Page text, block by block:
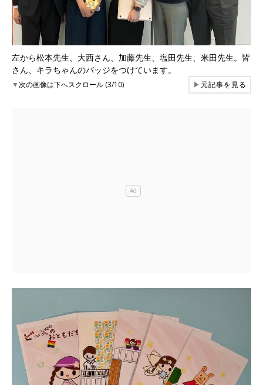
左から松本先生、大西さん、加藤先生、塩田先生、米田先生。皆
さん、キラちゃんのバッジをつけています。
▼次の画像は下へスクロール (3/10) ▶元記事を見る